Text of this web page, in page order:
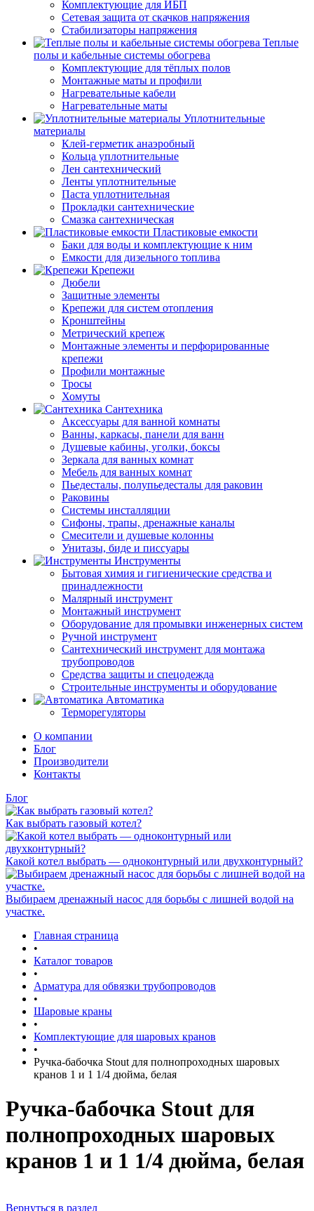
Комплектующие для ИБП
Сетевая защита от скачков напряжения
Стабилизаторы напряжения
Теплые
полы и кабельные системы обогрева
Комплектующие для тёплых полов
Монтажные маты и профили
Нагревательные кабели
Нагревательные маты
Уплотнительные
материалы
Клей-герметик анаэробный
Кольца уплотнительные
Лен сантехнический
Ленты уплотнительные
Паста уплотнительная
Прокладки сантехнические
Смазка сантехническая
Пластиковые емкости
Баки для воды и комплектующие к ним
Емкости для дизельного топлива
Крепежи
Дюбели
Защитные элементы
Крепежи для систем отопления
Кронштейны
Метрический крепеж
Монтажные элементы и перфорированные
крепежи
Профили монтажные
Тросы
Хомуты
Сантехника
Аксессуары для ванной комнаты
Ванны, каркасы, панели для ванн
Душевые кабины, уголки, боксы
Зеркала для ванных комнат
Мебель для ванных комнат
Пьедесталы, полупьедесталы для раковин
Раковины
Системы инсталляции
Сифоны, трапы, дренажные каналы
Смесители и душевые колонны
Унитазы, биде и писсуары
Инструменты
Бытовая химия и гигиенические средства и
принадлежности
Малярный инструмент
Монтажный инструмент
Оборудование для промывки инженерных систем
Ручной инструмент
Сантехнический инструмент для монтажа
трубопроводов
Средства защиты и спецодежда
Строительные инструменты и оборудование
Автоматика
Терморегуляторы
О компании
Блог
Производители
Контакты
Блог
Как выбрать газовый котел?
Какой котел выбрать — одноконтурный или двухконтурный?
Выбираем дренажный насос для борьбы с лишней водой на
участке.
Главная страница
•
Каталог товаров
•
Арматура для обвязки трубопроводов
•
Шаровые краны
•
Комплектующие для шаровых кранов
•
Ручка-бабочка Stout для полнопроходных шаровых
кранов 1 и 1 1/4 дюйма, белая
Ручка-бабочка Stout для
полнопроходных шаровых
кранов 1 и 1 1/4 дюйма, белая
Вернуться в раздел